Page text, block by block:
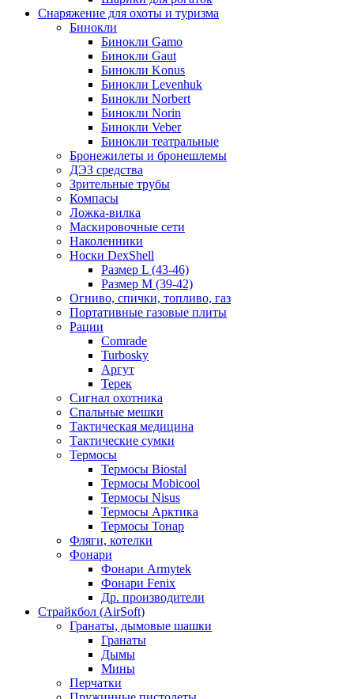
Снаряжение для охоты и туризма
Бинокли
Бинокли Gamo
Бинокли Gaut
Бинокли Konus
Бинокли Levenhuk
Бинокли Norbert
Бинокли Norin
Бинокли Veber
Бинокли театральные
Бронежилеты и бронешлемы
ДЭЗ средства
Зрительные трубы
Компасы
Ложка-вилка
Маскировочные сети
Наколенники
Носки DexShell
Размер L (43-46)
Размер M (39-42)
Огниво, спички, топливо, газ
Портативные газовые плиты
Рации
Comrade
Turbosky
Аргут
Терек
Сигнал охотника
Спальные мешки
Тактическая медицина
Тактические сумки
Термосы
Термосы Biostal
Термосы Mobicool
Термосы Nisus
Термосы Арктика
Термосы Тонар
Фляги, котелки
Фонари
Фонари Armytek
Фонари Fenix
Др. производители
Страйкбол (AirSoft)
Гранаты, дымовые шашки
Гранаты
Дымы
Мины
Перчатки